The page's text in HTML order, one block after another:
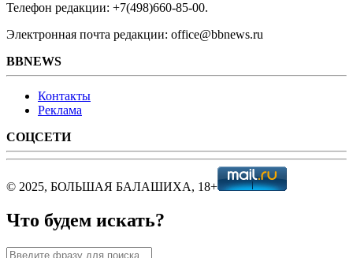
Телефон редакции: +7(498)660-85-00.
Электронная почта редакции: office@bbnews.ru
BBNEWS
Контакты
Реклама
СОЦСЕТИ
© 2025, БОЛЬШАЯ БАЛАШИХА, 18+
Что будем искать?